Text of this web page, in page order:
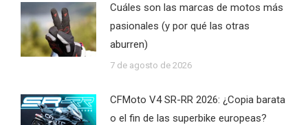
Cuáles son las marcas de motos más
pasionales (y por qué las otras
aburren)
7 de agosto de 2026
CFMoto V4 SR-RR 2026: ¿Copia barata
o el fin de las superbike europeas?